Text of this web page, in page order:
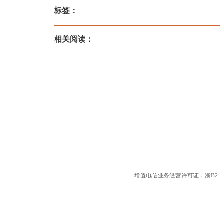
标签：
相关阅读：
增值电信业务经营许可证：浙